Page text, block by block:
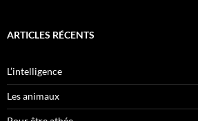
ARTICLES RÉCENTS
L’intelligence
Les animaux